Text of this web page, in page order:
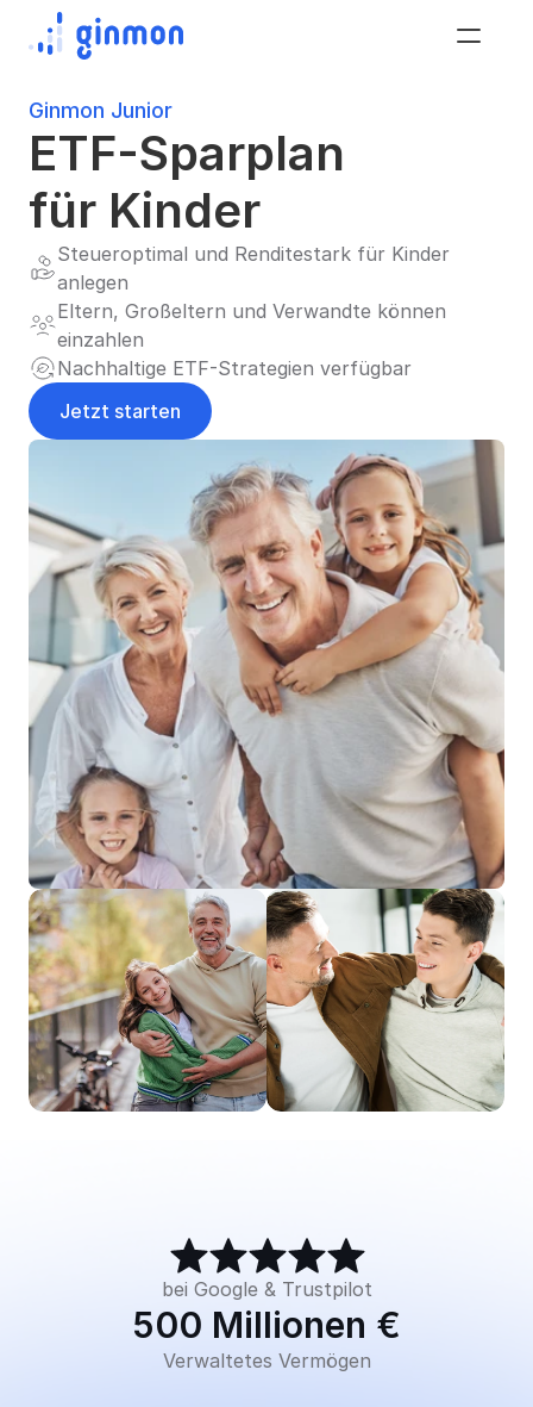
Ginmon Junior
ETF-Sparplan
für Kinder
Steueroptimal und Renditestark für Kinder
anlegen
Eltern, Großeltern und Verwandte können
einzahlen
Nachhaltige ETF-Strategien verfügbar
Jetzt starten
bei Google & Trustpilot
500 Millionen €
Verwaltetes Vermögen